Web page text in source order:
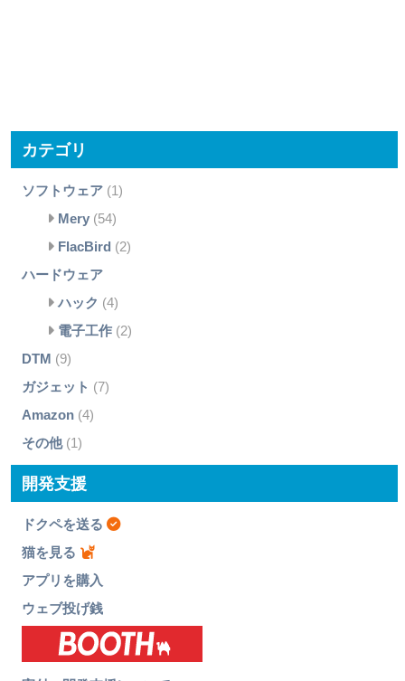
カテゴリ
ソフトウェア(1)
Mery(54)
FlacBird (2)
ハードウェア
ハック (4)
電子工作(2)
DTM (9)
ガジェット (7)
Amazon(4)
その他(1)
開発支援
ドクペを送る
猫を見る
アプリを購入
ウェブ投げ銭